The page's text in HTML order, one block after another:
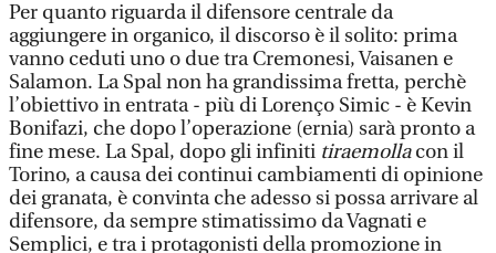
Per quanto riguarda il difensore centrale da
aggiungere in organico, il discorso è il solito: prima
vanno ceduti uno o due tra Cremonesi, Vaisanen e
Salamon. La Spal non ha grandissima fretta, perchè
l’obiettivo in entrata - più di Lorenço Simic - è Kevin
Bonifazi, che dopo l’operazione (ernia) sarà pronto a
fine mese. La Spal, dopo gli infiniti tiraemollacon il
Torino, a causa dei continui cambiamenti di opinione
dei granata, è convinta che adesso si possa arrivare al
difensore, da sempre stimatissimo da Vagnati e
Semplici, e tra i protagonisti della promozione in